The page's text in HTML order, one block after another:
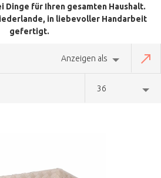
Dinge für Ihren gesamten Haushalt.
in liebevoller Handarbeit
gefertigt.
Anzeigen als
36